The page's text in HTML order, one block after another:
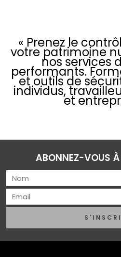
« Prenez le
votre patrimoine
nos services
performants.
et outils de
individus,
et
ABONNEZ-VOUS À